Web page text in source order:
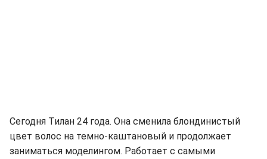
Сегодня Тилан 24 года. Она сменила блондинистый
цвет волос на темно-каштановый и продолжает
заниматься моделингом. Работает с самыми